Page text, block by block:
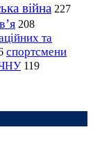
війна 227
208
та
спортсмени
ЧНУ 119